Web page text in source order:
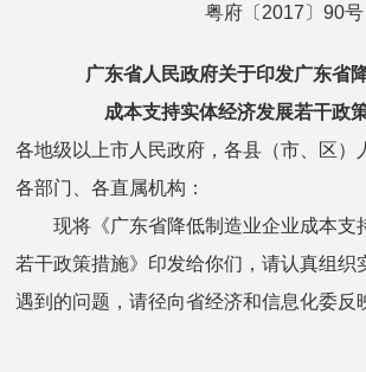
粤府〔2017〕90号
广东省人民政府关于印发广东省
成本支持实体经济发展若干政
各地级以上市人民政府，各县（市、区）
各部门、各直属机构：
现将《广东省降低制造业企业成本支
若干政策措施》印发给你们，请认真组织
遇到的问题，请径向省经济和信息化委反